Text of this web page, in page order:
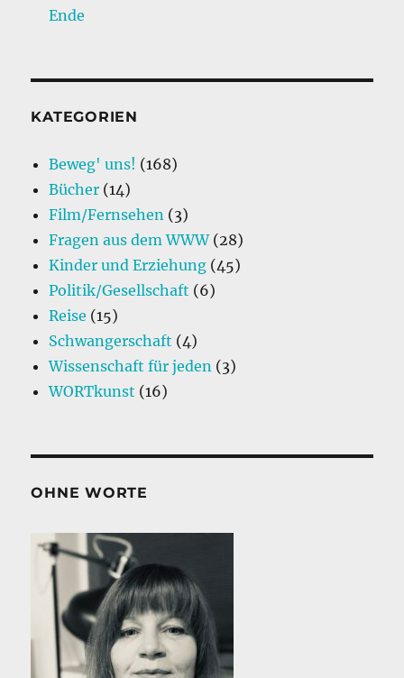
Ende
KATEGORIEN
Beweg' uns! (168)
Bücher (14)
Film/Fernsehen (3)
Fragen aus dem WWW(28)
Kinder und Erziehung (45)
Politik/Gesellschaft (6)
Reise (15)
Schwangerschaft (4)
Wissenschaft für jeden (3)
WORTkunst (16)
OHNE WORTE